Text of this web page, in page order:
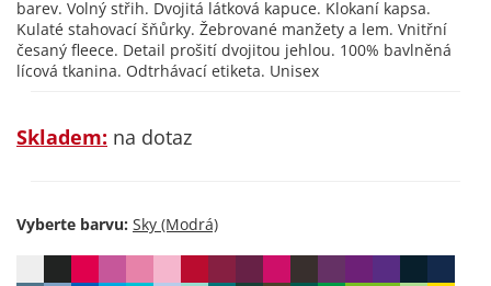
barev. Volný střih. Dvojitá látková kapuce. Klokaní kapsa.
Kulaté stahovací šňůrky. Žebrované manžety a lem. Vnitřní
česaný fleece. Detail prošití dvojitou jehlou. 100% bavlněná
lícová tkanina. Odtrhávací etiketa. Unisex
Skladem: na dotaz
Vyberte barvu: